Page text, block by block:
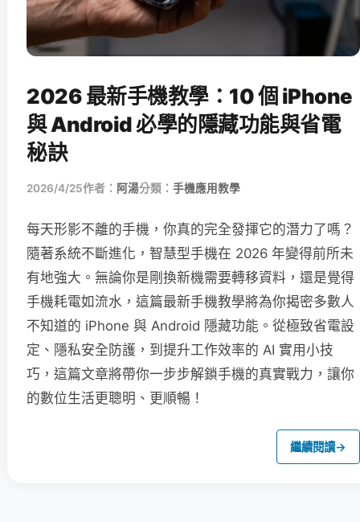
2026 最新手機教學：10 個 iPhone
與 Android 必學的隱藏功能與省電
秘訣
2026/4/25作者： 阿湯分類： 手機應用教學
每天形影不離的手機，你真的完全發揮它的潛力了嗎？
隨著系統不斷進化，智慧型手機在 2026 年變得前所未
有地強大。無論你是剛換新機需要轉移資料，還是覺得
手機耗電如流水，這篇最新手機教學將為你揭密多數人
不知道的 iPhone 與 Android 隱藏功能。從極致省電設
定、隱私安全防護，到提升工作效率的 AI 實用小技
巧，這篇文章將帶你一步步解鎖手機的真實戰力，讓你
的數位生活更聰明、更順暢！
繼續閱讀→